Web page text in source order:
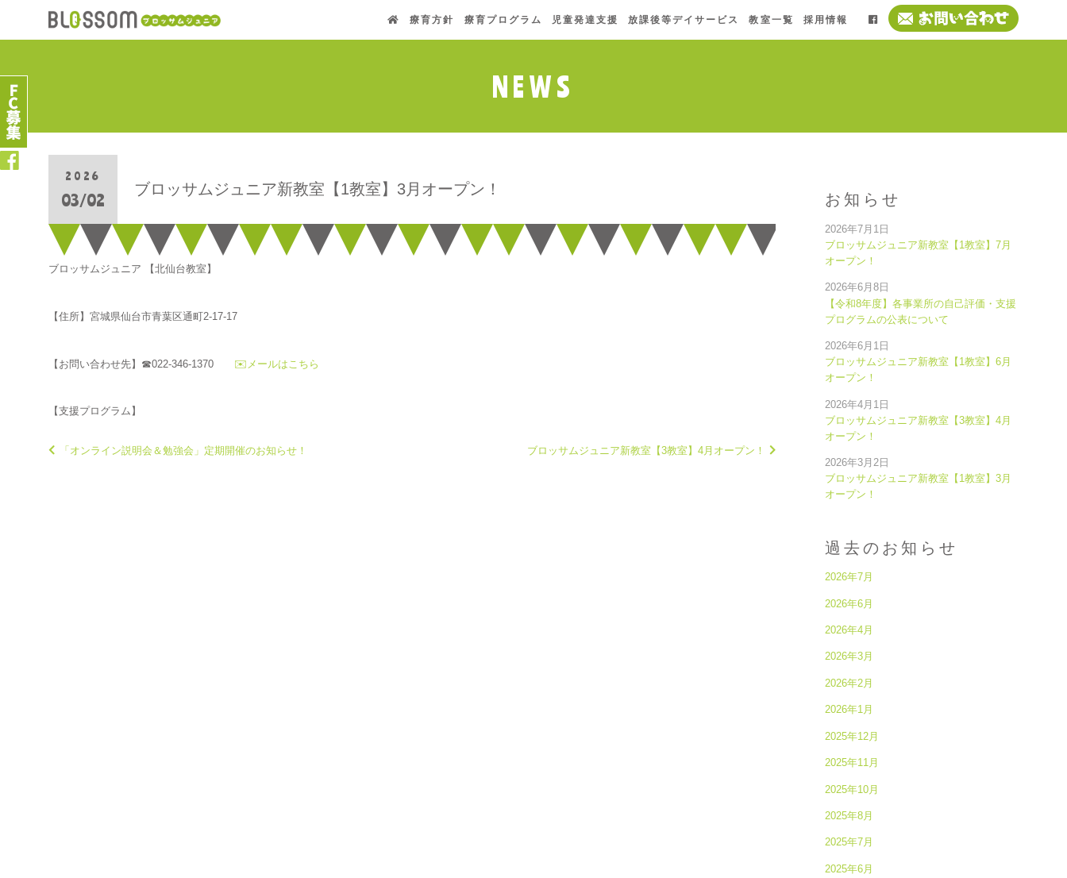
療育方針 療育プログラム 児童発達支援 放課後等デイサービス 教室一覧 採用情報
NEWS
2026
03/02
ブロッサムジュニア新教室【1教室】3月オープン！
ブロッサムジュニア 【北仙台教室】
【住所】宮城県仙台市青葉区通町2-17-17
【お問い合わせ先】☎022-346-1370 ✉️メールはこちら
【支援プログラム】
「オンライン説明会＆勉強会」定期開催のお知らせ！ ブロッサムジュニア新教室【3教室】4月オープン！
お知らせ
ブロッサムジュニア新教室【1教室】7月
オープン！
2026年7月1日
【令和8年度】各事業所の自己評価・支援
プログラムの公表について
2026年6月8日
ブロッサムジュニア新教室【1教室】6月
オープン！
2026年6月1日
ブロッサムジュニア新教室【3教室】4月
オープン！
2026年4月1日
ブロッサムジュニア新教室【1教室】3月
オープン！
2026年3月2日
過去のお知らせ
2026年7月
2026年6月
2026年4月
2026年3月
2026年2月
2026年1月
2025年12月
2025年11月
2025年10月
2025年8月
2025年7月
2025年6月